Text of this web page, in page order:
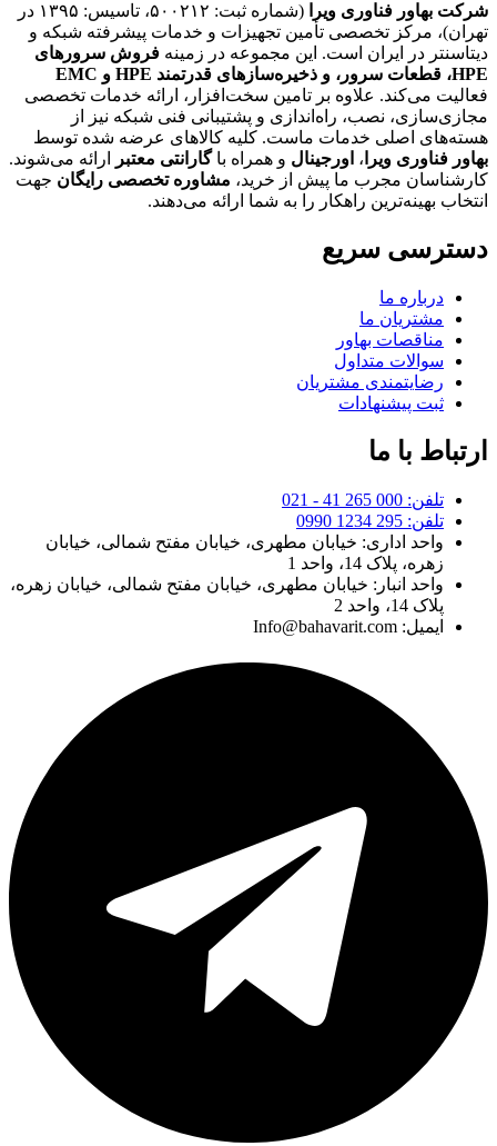
شرکت بهاور فناوری ویرا
(شماره ثبت: ۵۰۰۲۱۲، تاسیس: ۱۳۹۵ در
تهران)، مرکز تخصصی تأمین تجهیزات و خدمات پیشرفته شبکه و
دیتاسنتر در ایران است. این مجموعه در زمینه فروش سرورهای
HPE، قطعات سرور، و ذخیره‌سازهای قدرتمند HPE و EMC
فعالیت می‌کند. علاوه بر تامین سخت‌افزار، ارائه خدمات تخصصی
مجازی‌سازی، نصب، راه‌اندازی و پشتیبانی فنی شبکه نیز از
هسته‌های اصلی خدمات ماست. کلیه کالاهای عرضه شده توسط
بهاور فناوری ویرا ، اورجینال و همراه باگارانتی معتبر
ارائه می‌شوند.
کارشناسان مجرب ما پیش از خرید، مشاوره تخصصی رایگان جهت
انتخاب بهینه‌ترین راهکار را به شما ارائه می‌دهند.
دسترسی سریع
درباره ما
مشتریان ما
مناقصات بهاور
سوالات متداول
رضایتمندی مشتریان
ثبت پیشنهادات
ارتباط با ما
تلفن: 000 265 41 - 021
تلفن: 295 1234 0990
واحد اداری: خیابان مطهری، خیابان مفتح شمالی، خیابان
زهره، پلاک 14، واحد 1
واحد انبار: خیابان مطهری، خیابان مفتح شمالی، خیابان زهره،
پلاک 14، واحد 2
ایمیل: Info@bahavarit.com